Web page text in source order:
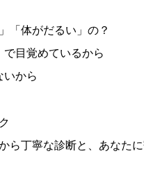
「体がだるい」の？
目覚めているから
から
ら丁寧な診断と、あなた